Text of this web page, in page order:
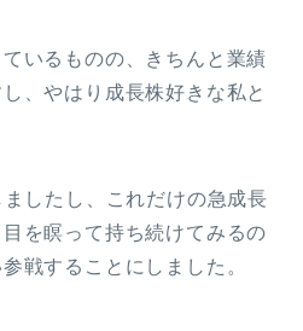
いるものの、きちんと業績
、やはり成長株好きな私と
したし、これだけの急成長
を瞑って持ち続けてみるの
戦することにしました。